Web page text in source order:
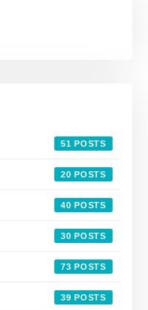
51
20
40
30
73
39